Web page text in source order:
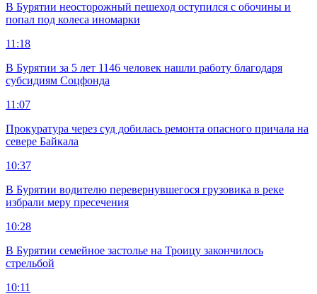
В Бурятии неосторожный пешеход оступился с обочины и
попал под колеса иномарки
11:18
В Бурятии за 5 лет 1146 человек нашли работу благодаря
субсидиям Соцфонда
11:07
Прокуратура через суд добилась ремонта опасного причала на
севере Байкала
10:37
В Бурятии водителю перевернувшегося грузовика в реке
избрали меру пресечения
10:28
В Бурятии семейное застолье на Троицу закончилось
стрельбой
10:11